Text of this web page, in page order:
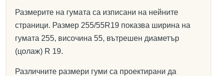
Размерите на гумата са изписани на нейните
страници. Размер 255/55R19 показва ширина на
гумата 255, височина 55, вътрешен диаметър
(цолаж) R 19.
Различните размери гуми са проектирани да